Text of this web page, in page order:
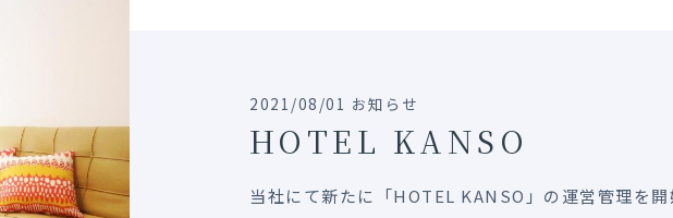
2021/08/01 お知らせ
HOTEL KANSO
当社にて新たに「HOTEL KANSO」の運営管理を開